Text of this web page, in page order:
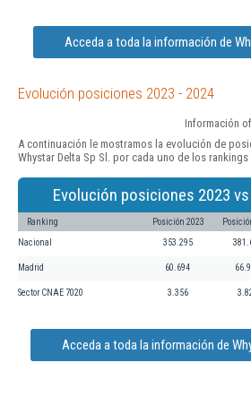
Acceda a toda la información de
Evolución posiciones 2023 - 2024
Información
A continuación le mostramos la evolución de
Whystar Delta Sp Sl. por cada uno de los
Evolución posiciones 2023
Ranking Posición 2023
Nacional 353.295
Madrid 60.694
Sector CNAE 7020 3.356
Acceda a toda la información de